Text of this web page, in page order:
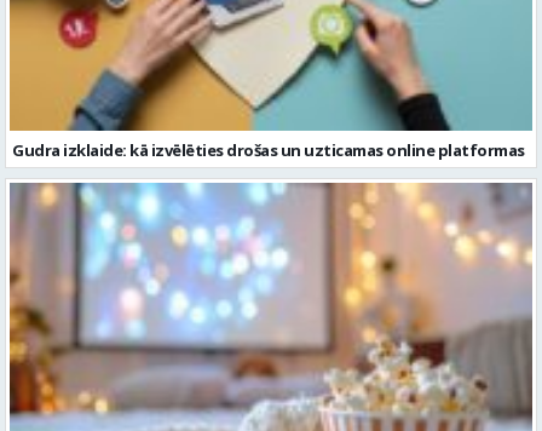
Gudra izklaide: kā izvēlēties drošas un uzticamas online platformas